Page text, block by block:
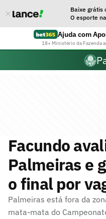
Baixe grátis
O esporte
Ajuda com
18+ Ministério da Fazenda
Facundo
Palmeiras e
o final por
Palmeiras está fora da
mata-mata do